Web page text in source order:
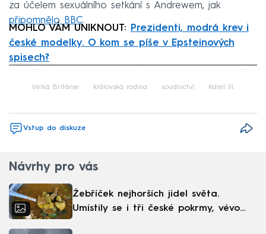
za účelem sexuálního setkání s Andrewem, jak
připomnělo BBC.
MOHLO VÁM UNIKNOUT: Prezidenti, modrá krev i
české modelky. O kom se píše v Epsteinových
spisech?
Velká Británie královská rodina soudnictví Karel III.
Vstup do diskuze
Návrhy pro vás
Žebříček nejhorších jídel světa.
Umístily se i tři české pokrmy, vévodí